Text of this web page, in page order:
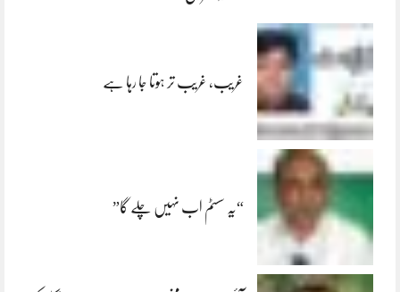
غریب، غریب تر ہوتا جا رہا ہے
“یہ سسٹم اب نہیں چلے گا”